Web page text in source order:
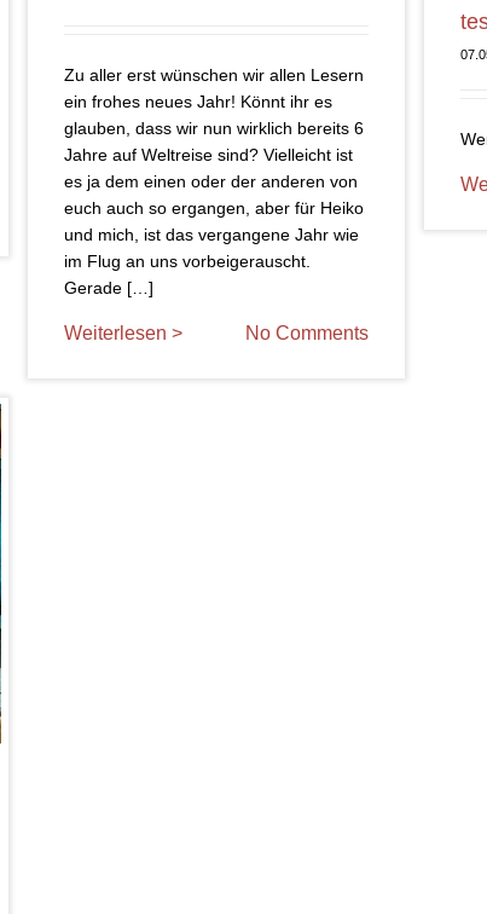
Zu aller erst wünschen wir allen Lesern
ein frohes neues Jahr! Könnt ihr es
glauben, dass wir nun wirklich bereits 6
Jahre auf Weltreise sind? Vielleicht ist
es ja dem einen oder der anderen von
euch auch so ergangen, aber für Heiko
und mich, ist das vergangene Jahr wie
im Flug an uns vorbeigerauscht.
Gerade […]
Weiterlesen > No Comments